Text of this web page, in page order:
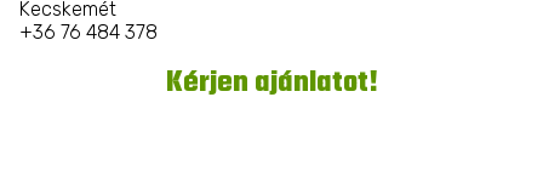
Kecskemét
+36 76 484 378
Kérjen ajánlatot!